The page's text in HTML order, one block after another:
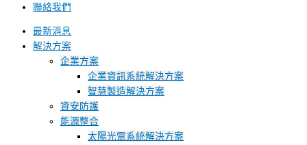
聯絡我們
最新消息
解決方案
企業方案
企業資訊系統解決方案
智慧製造解決方案
資安防護
能源整合
太陽光電系統解決方案